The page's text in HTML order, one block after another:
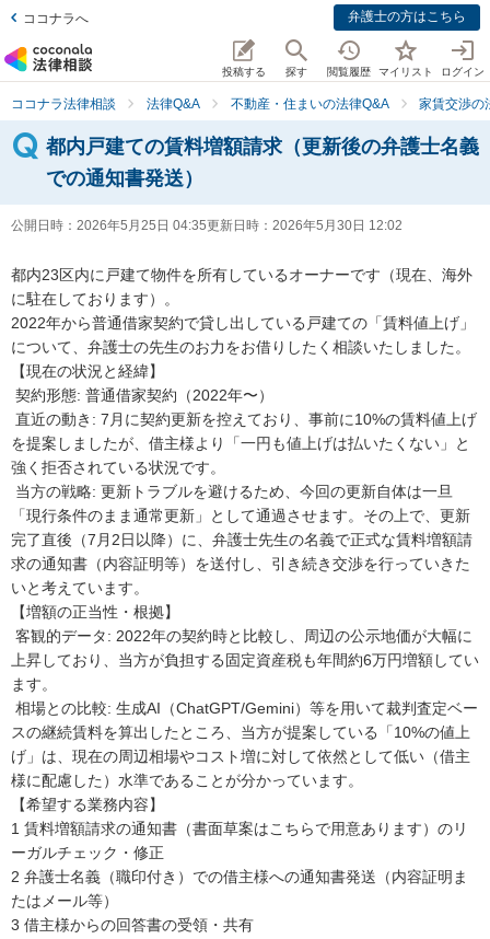
ココナラへ 弁護士の方はこちら
投稿する 探す 閲覧履歴 マイリスト ログイン
ココナラ法律相談 法律Q&A 不動産・住まいの法律Q&A 家賃交渉の
都内戸建ての賃料増額請求（更新後の弁護士名義
での通知書発送）
公開日時： 2026年5月25日 04:35更新日時： 2026年5月30日 12:02
都内23区内に戸建て物件を所有しているオーナーです（現在、海外
に駐在しております）。
2022年から普通借家契約で貸し出している戸建ての「賃料値上げ」
について、弁護士の先生のお力をお借りしたく相談いたしました。
【現在の状況と経緯】
を提案しましたが、借主様より「一円も値上げは払いたくない」と
強く拒否されている状況です。
「現行条件のまま通常更新」として通過させます。その上で、更新
完了直後（7月2日以降）に、弁護士先生の名義で正式な賃料増額請
求の通知書（内容証明等）を送付し、引き続き交渉を行っていきた
いと考えています。
【増額の正当性・根拠】
上昇しており、当方が負担する固定資産税も年間約6万円増額してい
ます。
スの継続賃料を算出したところ、当方が提案している「10%の値上
げ」は、現在の周辺相場やコスト増に対して依然として低い（借主
様に配慮した）水準であることが分かっています。
【希望する業務内容】
1 賃料増額請求の通知書（書面草案はこちらで用意あります）のリ
ーガルチェック・修正
2 弁護士名義（職印付き）での借主様への通知書発送（内容証明ま
たはメール等）
3 借主様からの回答書の受領・共有